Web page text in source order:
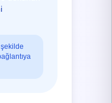
şekilde